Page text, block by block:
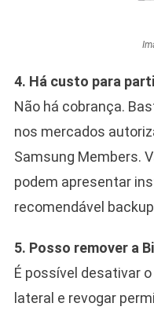
4. Há custo para
Não há cobrança.
nos mercados
Samsung Members.
podem apresentar
recomendável
5. Posso remover a
É possível desativar
lateral e revogar